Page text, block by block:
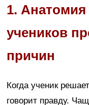
1. Анатомия
учеников
причин
Когда ученик
говорит правду.